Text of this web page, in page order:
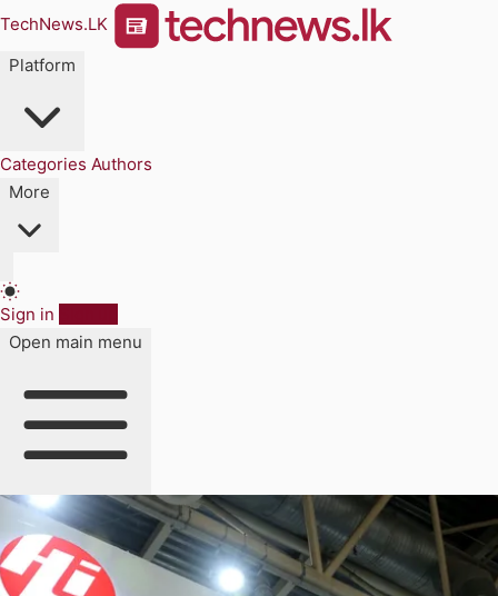
TechNews.LK
Platform
Categories Authors
More
Sign in
Open main menu